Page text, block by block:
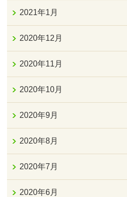
2021年1月
2020年12月
2020年11月
2020年10月
2020年9月
2020年8月
2020年7月
2020年6月